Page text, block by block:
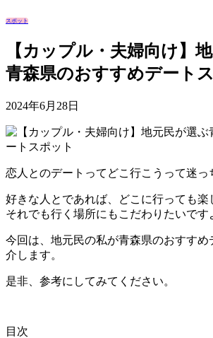
スポット
【カップル・夫婦向け】
青森県のおすすめデート
2024年6月28日
恋人とのデートってどこ行こうって迷っ
好きな人とであれば、どこに行っても楽
それでも行く場所にもこだわりたいです
今回は、地元民の私が青森県のおすすめ
介します。
是非、参考にしてみてください。
目次